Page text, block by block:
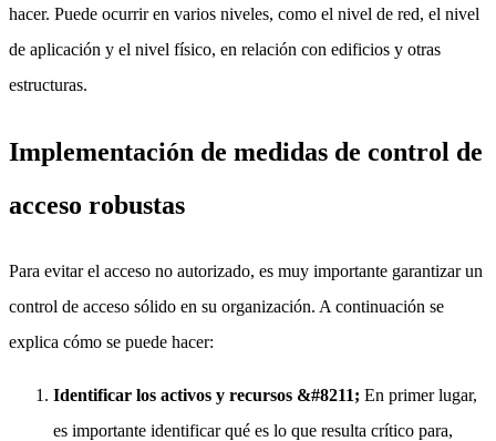
hacer. Puede ocurrir en varios niveles, como el nivel de red, el nivel
de aplicación y el nivel físico, en relación con edificios y otras
estructuras.
Implementación de medidas de control de
acceso robustas
Para evitar el acceso no autorizado, es muy importante garantizar un
control de acceso sólido en su organización. A continuación se
explica cómo se puede hacer:
Identificar los activos y recursos &#8211; En primer lugar,
es importante identificar qué es lo que resulta crítico para,